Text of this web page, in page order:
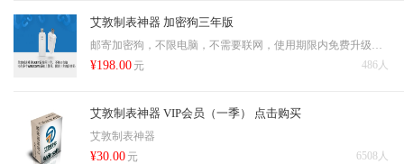
艾敦制表神器 加密狗三年版
邮寄加密狗，不限电脑，不需要联网，使用期限内免费升级，一次免费调换机会，邮寄费和成本费20元
486人
¥198.00 元
艾敦制表神器 VIP会员（一季） 点击购买
艾敦制表神器
6508人
¥30.00 元